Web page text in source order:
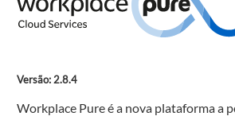
Versão: 2.8.4
Workplace Pure é a nova plataforma a